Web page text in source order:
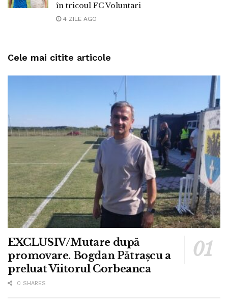
în tricoul FC Voluntari
4 ZILE AGO
Cele mai citite articole
EXCLUSIV/Mutare după
promovare. Bogdan Pătrașcu a
preluat Viitorul Corbeanca
0 SHARES